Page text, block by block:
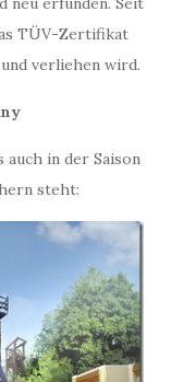
TÜV-Zertifikat
verliehen wird.
in der Saison
steht: